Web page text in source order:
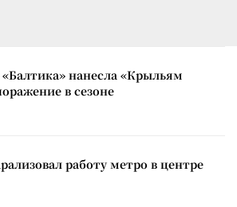
нанесла «Крыльям
в сезоне
работу метро в центре